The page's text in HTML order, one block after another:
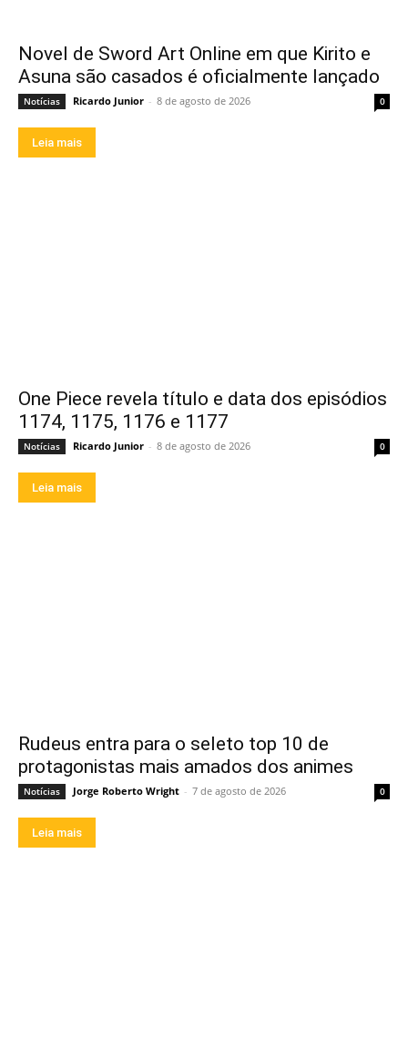
Novel de Sword Art Online em que Kirito e
Asuna são casados é oficialmente lançado
Notícias Ricardo Junior - 8 de agosto de 2026 0
Leia mais
One Piece revela título e data dos episódios
1174, 1175, 1176 e 1177
Notícias Ricardo Junior - 8 de agosto de 2026 0
Leia mais
Rudeus entra para o seleto top 10 de
protagonistas mais amados dos animes
Notícias Jorge Roberto Wright - 7 de agosto de 2026 0
Leia mais